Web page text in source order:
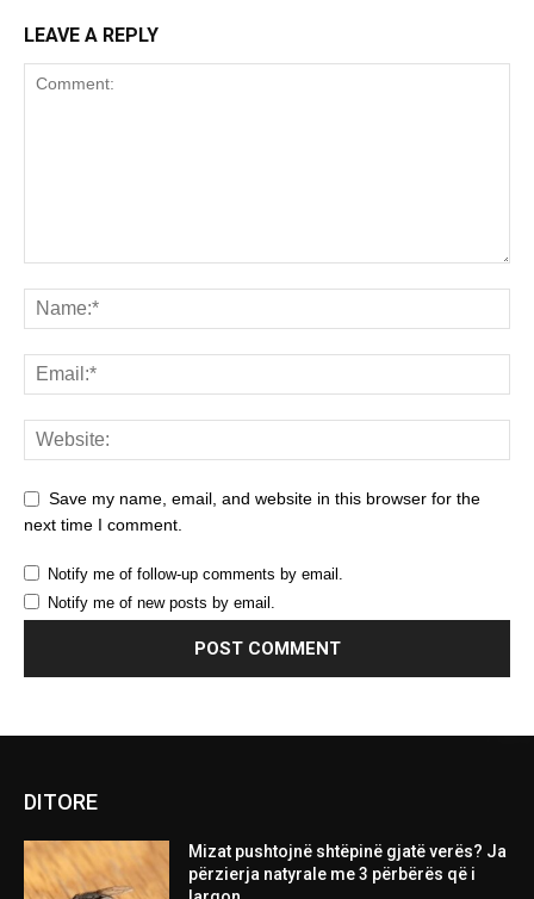
LEAVE A REPLY
Save my name, email, and website in this browser for the
next time I comment.
Notify me of follow-up comments by email.
Notify me of new posts by email.
DITORE
Mizat pushtojnë shtëpinë gjatë verës? Ja
përzierja natyrale me 3 përbërës që i